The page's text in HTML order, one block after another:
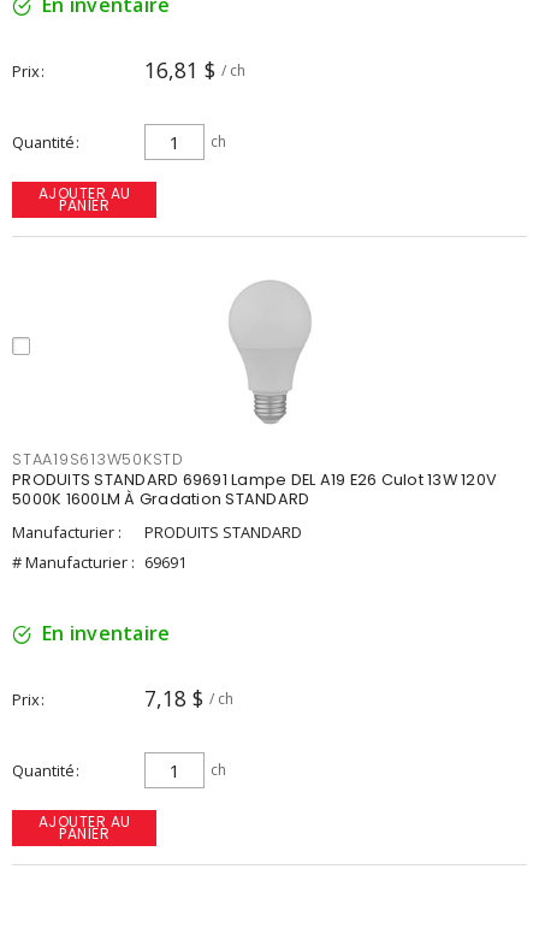
Prix 16,81 $ / ch
Quantité ch
AJOUTER AU
PANIER
STAA19S613W50KSTD
PRODUITS STANDARD 69691 Lampe DEL A19 E26 Culot 13W 120V
5000K 1600LM À Gradation STANDARD
Manufacturier :
PRODUITS STANDARD
# Manufacturier : 69691
En inventaire
Prix 7,18 $ / ch
Quantité ch
AJOUTER AU
PANIER